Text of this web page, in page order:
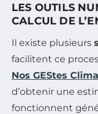
LES OUTILS
CALCUL DE
Il existe plusieurs
facilitent ce
Nos GEStes
d’obtenir une
fonctionnent